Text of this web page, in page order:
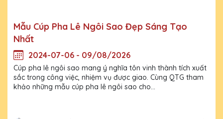
Mẫu Cúp Pha Lê Ngôi Sao Đẹp Sáng Tạo
Nhất
2024-07-06 - 09/08/2026
Cúp pha lê ngôi sao mang ý nghĩa tôn vinh thành tích xuất
sắc trong công việc, nhiệm vụ được giao. Cùng QTG tham
khảo những mẫu cúp pha lê ngôi sao cho...